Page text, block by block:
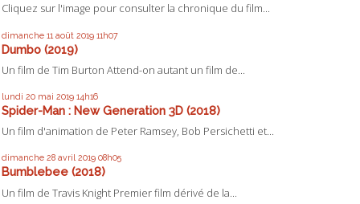
Cliquez sur l'image pour consulter la chronique du film...
dimanche 11 août 2019 11h07
Dumbo (2019)
Un film de Tim Burton Attend-on autant un film de...
lundi 20 mai 2019 14h16
Spider-Man : New Generation 3D (2018)
Un film d'animation de Peter Ramsey, Bob Persichetti et...
dimanche 28 avril 2019 08h05
Bumblebee (2018)
Un film de Travis Knight Premier film dérivé de la...